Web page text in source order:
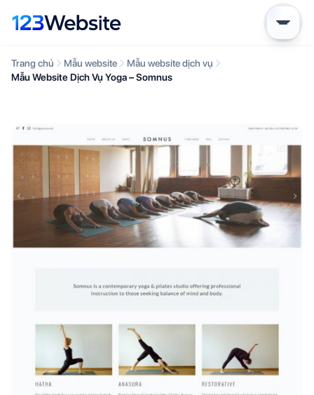
Trang chủ Mẫu website
Mẫu website dịch vụ
Mẫu Website Dịch Vụ Yoga – Somnus